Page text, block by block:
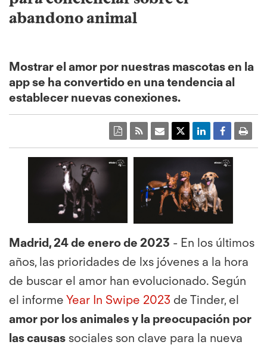
abandono animal
Mostrar el amor por nuestras mascotas en la
app se ha convertido en una tendencia al
establecer nuevas conexiones.
Madrid, 24 de enero de 2023 - En los últimos
años, las prioridades de lxs jóvenes a la hora
de buscar el amor han evolucionado. Según
el informe Year In Swipe 2023 de Tinder, el
amor por los animales y la preocupación por
las causas sociales son clave para la nueva